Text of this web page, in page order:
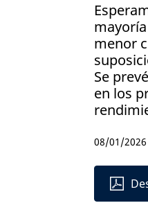
menor
Se
en los
08/01/2026